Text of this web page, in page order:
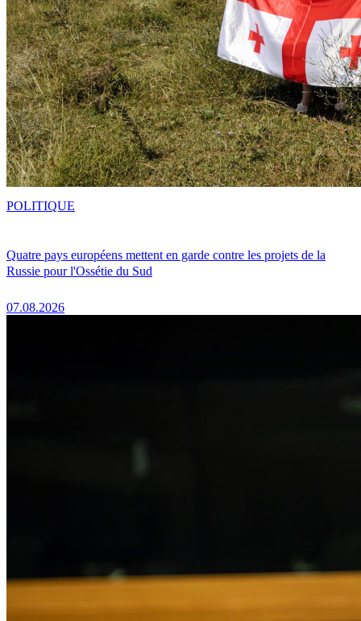
Quatre pays européens mettent en garde contre les projets de la
Russie pour l'Ossétie du Sud
07.08.2026
POLITIQUE